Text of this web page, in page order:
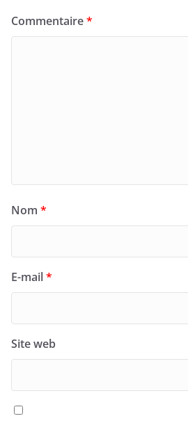
Commentaire*
Nom *
E-mail*
Site web